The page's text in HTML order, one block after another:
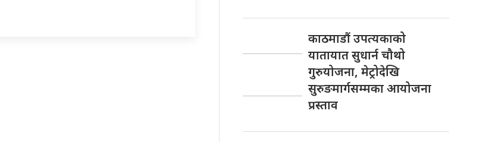
काठमाडौं उपत्यकाको
यातायात सुधार्न चौथो
गुरुयोजना, मेट्रोदेखि
सुरुङमार्गसम्मका आयोजना
प्रस्ताव